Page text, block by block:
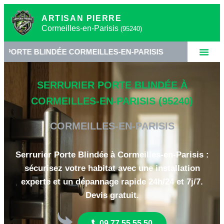
ARTISAN PIERRE
Cormeilles-en-Parisis (95240)
CORMEILLES-EN-PARISIS • SERRURIER
SERRURIER PORTE BLINDÉE À
CORMEILLES-EN-PARISIS (95240)
CORMEILLES-EN-PARISIS
Serrurier Porte Blindée à Cormeilles-en-Parisis :
sécurisez votre habitat avec une installation
experte et un dépannage rapide 24h/24 et 7j/7.
Devis gratuit.